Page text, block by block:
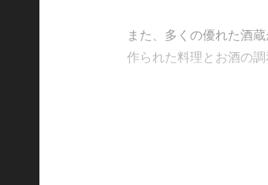
また、多くの優れた酒
作られた料理とお酒の